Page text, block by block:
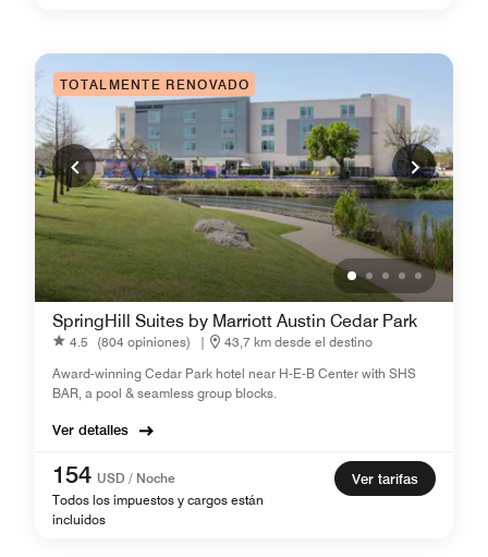
TOTALMENTE RENOVADO
SpringHill Suites by Marriott Austin Cedar Park
4.5 (804 opiniones) |
43,7 km desde el destino
Award-winning Cedar Park hotel near H-E-B Center with SHS
BAR, a pool & seamless group blocks.
Ver detalles
154 USD / Noche
Todos los impuestos y cargos están
incluidos
Ver tarifas